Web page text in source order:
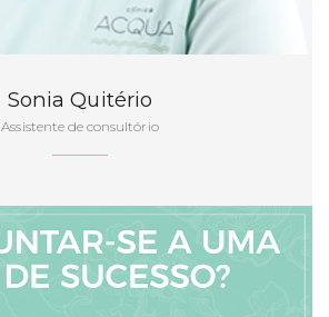
Sonia Quitério
Assistente de consultório